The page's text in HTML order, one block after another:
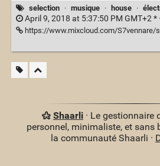
selection · musique · house ·
April 9, 2018 at 5:37:50 PM GMT+2 * ·
https://www.mixcloud.com/S7vennare/
Shaarli· Le gestionnaire
personnel, minimaliste, et sans
la communauté Shaarli ·